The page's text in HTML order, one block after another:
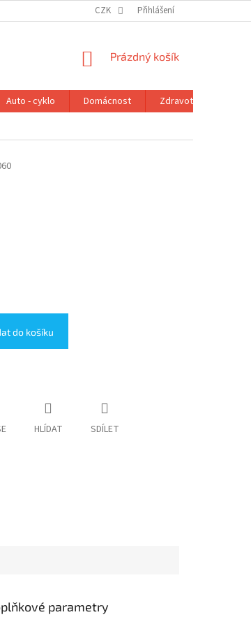
VRÁCENÍ ZBOŽÍ V ZÁKONNÉ LHŮTĚ REKLAMAČNÍ ŘÁD
CZK Přihlášení
NÁKUPNÍ
Prázdný košík
Auto - cyklo Domácnost
Zdravotní potřeby
do košíku
HLÍDAT SDÍLET
parametry